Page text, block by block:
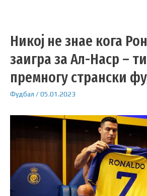
Никој не знае кога
заигра за Ал-Наср –
премногу странски
Фудбал /05.01.2023